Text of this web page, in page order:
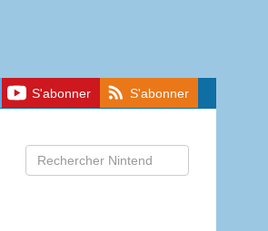
S'abonner S'abonner